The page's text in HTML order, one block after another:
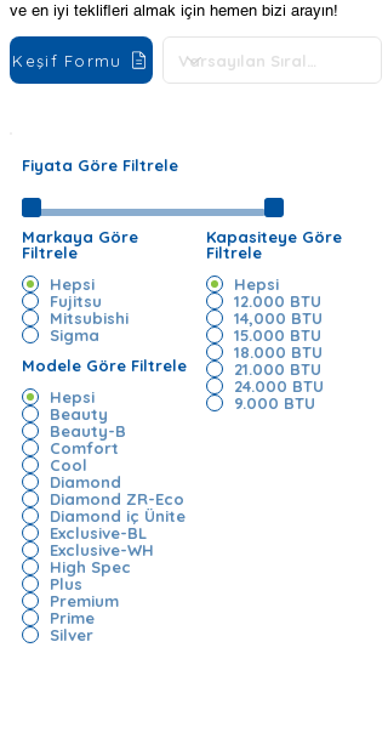
ve en iyi teklifleri almak için hemen bizi arayın!
Keşif Formu
Fiyata Göre Filtrele
Markaya Göre
Filtrele
Hepsi
Fujitsu
Mitsubishi
Sigma
Modele Göre Filtrele
Hepsi
Beauty
Beauty-B
Comfort
Cool
Diamond
Diamond ZR-Eco
Diamond iç Ünite
Exclusive-BL
Exclusive-WH
High Spec
Plus
Premium
Prime
Silver
Kapasiteye Göre
Filtrele
Hepsi
12.000 BTU
14,000 BTU
15.000 BTU
18.000 BTU
21.000 BTU
24.000 BTU
9.000 BTU